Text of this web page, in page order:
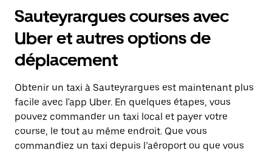
Sauteyrargues courses avec
Uber et autres options de
déplacement
Obtenir un taxi à Sauteyrargues est maintenant plus
facile avec l'app Uber. En quelques étapes, vous
pouvez commander un taxi local et payer votre
course, le tout au même endroit. Que vous
commandiez un taxi depuis l’aéroport ou que vous